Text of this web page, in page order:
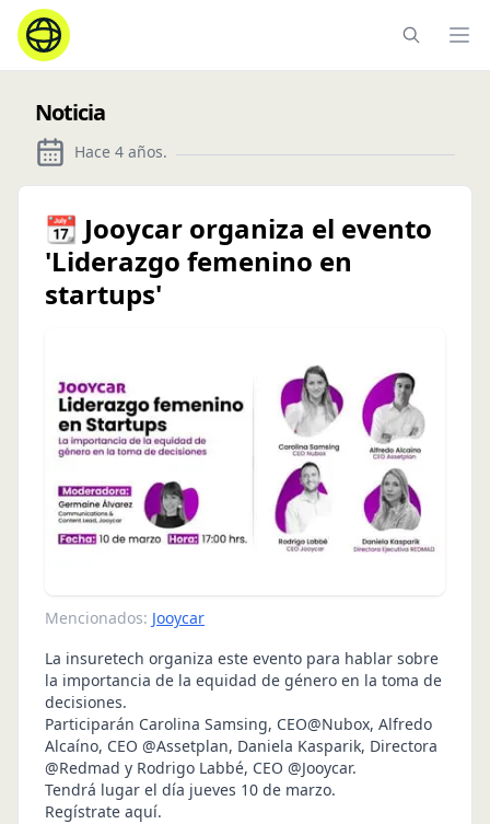
Noticia
Hace 4 años.
📆 Jooycar organiza el evento
'Liderazgo femenino en
startups'
Mencionados: Jooycar
La insuretech organiza este evento para hablar sobre
la importancia de la equidad de género en la toma de
decisiones.
Participarán Carolina Samsing, CEO@Nubox, Alfredo
Alcaíno, CEO @Assetplan, Daniela Kasparik, Directora
@Redmad y Rodrigo Labbé, CEO @Jooycar.
Tendrá lugar el día jueves 10 de marzo.
Regístrate aquí.